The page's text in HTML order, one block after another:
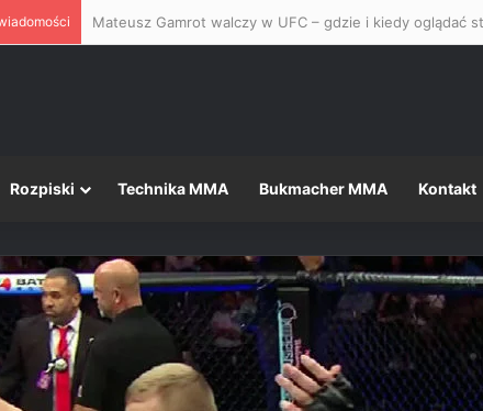
Mateusz Gamrot walczy w UFC – gdzie i kiedy oglądać
Rozpiski Technika MMA Bukmacher MMA Kontakt